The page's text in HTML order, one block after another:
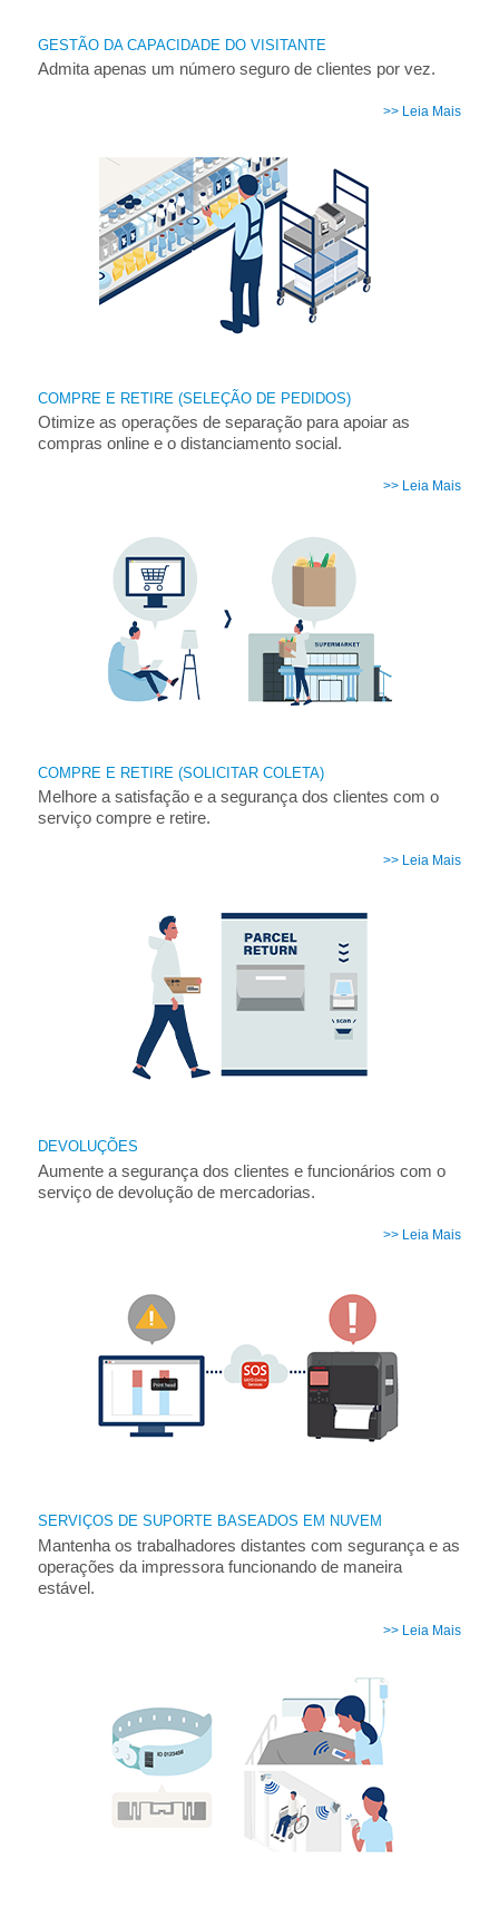
GESTÃO DA CAPACIDADE DO VISITANTE
Admita apenas um número seguro de clientes por vez.
>> Leia Mais
COMPRE E RETIRE (SELEÇÃO DE PEDIDOS)
Otimize as operações de separação para apoiar as
compras online e o distanciamento social.
>> Leia Mais
COMPRE E RETIRE (SOLICITAR COLETA)
Melhore a satisfação e a segurança dos clientes com o
serviço compre e retire.
>> Leia Mais
DEVOLUÇÕES
Aumente a segurança dos clientes e funcionários com o
serviço de devolução de mercadorias.
>> Leia Mais
SERVIÇOS DE SUPORTE BASEADOS EM NUVEM
Mantenha os trabalhadores distantes com segurança e as
operações da impressora funcionando de maneira
estável.
>> Leia Mais